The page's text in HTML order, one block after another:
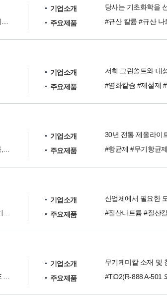
기업소개
당사는 기초화학을
주요제품
#규산 칼륨 #규산
기업소개
저희 그린쏠트와 대
주요제품
#염화칼슘 #제설제
기업소개
주요제품
#항균제 #무기항균
기업소개
주요제품
기업소개
주요제품